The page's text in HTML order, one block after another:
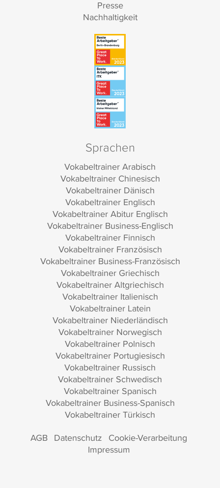
Presse
Nachhaltigkeit
Sprachen
Vokabeltrainer Arabisch
Vokabeltrainer Chinesisch
Vokabeltrainer Dänisch
Vokabeltrainer Englisch
Vokabeltrainer Abitur Englisch
Vokabeltrainer Business-Englisch
Vokabeltrainer Finnisch
Vokabeltrainer Französisch
Vokabeltrainer Business-Französisch
Vokabeltrainer Griechisch
Vokabeltrainer Altgriechisch
Vokabeltrainer Italienisch
Vokabeltrainer Latein
Vokabeltrainer Niederländisch
Vokabeltrainer Norwegisch
Vokabeltrainer Polnisch
Vokabeltrainer Portugiesisch
Vokabeltrainer Russisch
Vokabeltrainer Schwedisch
Vokabeltrainer Spanisch
Vokabeltrainer Business-Spanisch
Vokabeltrainer Türkisch
AGB Datenschutz Cookie-Verarbeitung
Impressum